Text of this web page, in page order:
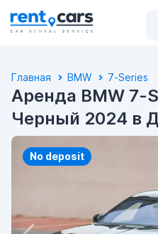
Главная BMW 7-Series
Аренда BMW 7-
Черный 2024 в
No deposit